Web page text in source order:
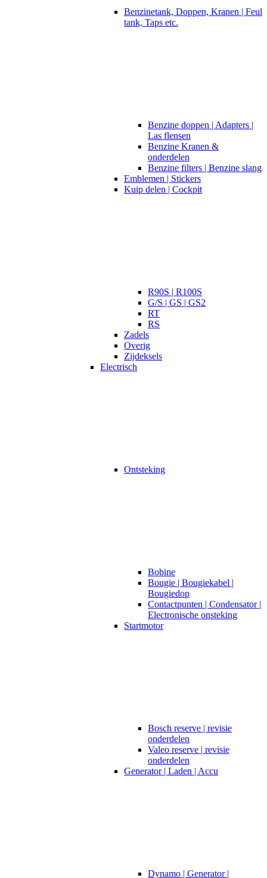
Benzinetank, Doppen, Kranen | Feul
tank, Taps etc.
Benzine doppen | Adapters |
Las flensen
Benzine Kranen &
onderdelen
Benzine filters | Benzine slang
Emblemen | Stickers
Kuip delen | Cockpit
R90S | R100S
G/S | GS | GS2
RT
RS
Zadels
Overig
Zijdeksels
Electrisch
Ontsteking
Bobine
Bougie | Bougiekabel |
Bougiedop
Contactpunten | Condensator |
Electronische onsteking
Startmotor
Bosch reserve | revisie
onderdelen
Valeo reserve | revisie
onderdelen
Generator | Laden | Accu
Dynamo | Generator |